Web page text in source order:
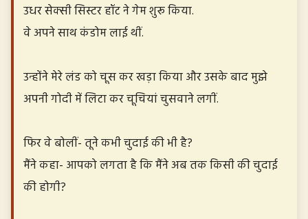
उधर सेक्सी सिस्टर हॉट ने गेम शुरू किया.
वे अपने साथ कंडोम लाई थीं.
उन्होंने मेरे लंड को चूस कर खड़ा किया और उसके बाद मुझे
अपनी गोदी में लिटा कर चूचियां चुसवाने लगीं.
फिर वे बोलीं- तूने कभी चुदाई की भी है?
मैंने कहा- आपको लगता है कि मैंने अब तक किसी की चुदाई
की होगी?